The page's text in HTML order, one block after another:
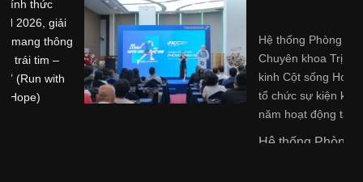
Hệ thống Phòng khám
Chuyên khoa Trị liệu Thần
kinh Cột sống Hoa Kỳ (ACC)
tổ chức sự kiện kỷ niệm 20
năm hoạt động tại Việt Nam
Hệ thống Phòng khám ...